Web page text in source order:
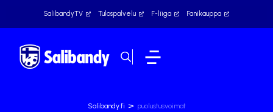
SalibandyTV Tulospalvelu F-liiga Fanikauppa
Salibandy.fi > puolustusvoimat